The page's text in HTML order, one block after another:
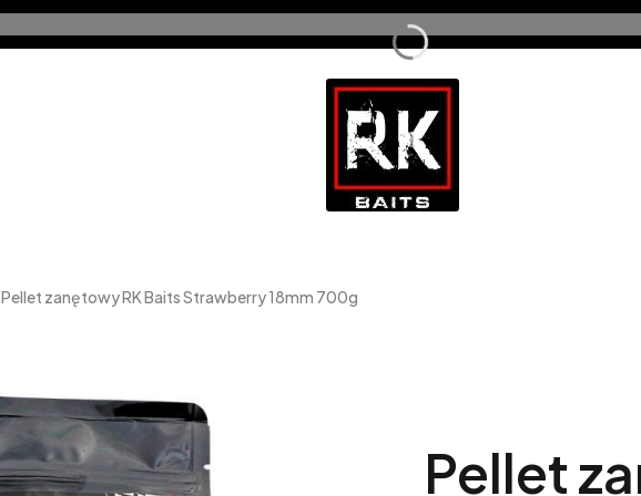
Pellet zanętowy RK Baits Strawberry 18mm 700g
Pellet